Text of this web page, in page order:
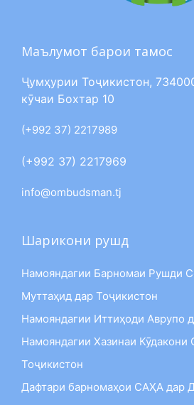
Маълумот барои тамос
Ҷумҳурии Тоҷикистон,
кӯчаи Бохтар 10
(+992 37) 2217989
(+992 37) 2217969
info@ombudsman.tj
Шарикони рушд
Намояндагии Барномаи Рушди
Муттаҳид дар Тоҷикистон
Намояндагии Иттиҳоди Аврупо
Намояндагии Хазинаи
Тоҷикистон
Дафтари барномаҳои САҲА дар